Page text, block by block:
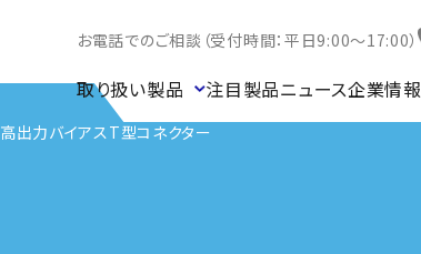
お電話でのご相談（受付時間：平日9:00～17:00）
取り扱い製品 注目製品ニュース企業情報
高出力バイアスT型コネクター